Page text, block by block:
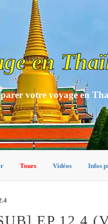
en
votre voyage en
Tours Vidéos Infos
EP 12.4